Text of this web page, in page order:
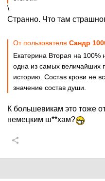
\
Странно. Что там
От пользователя Сандр
Екатерина Вторая на 100%
одна из самых величайших
историю. Состав крови не
значение состав души.
К большевикам это тоже
немецким ш**хам?